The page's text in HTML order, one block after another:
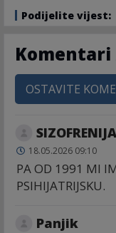
Podijelite vijest:
Komentari
OSTAVITE
SIZOFRENIJA
18.05.2026 09:10
PA OD 1991 MI
PSIHIJATRIJSKU.
Panjik